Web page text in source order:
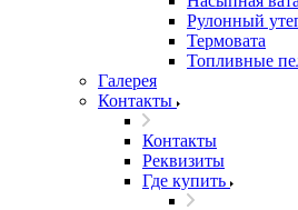
Рулонный
Термовата
Топливные
Галерея
Контакты
Контакты
Реквизиты
Где купить